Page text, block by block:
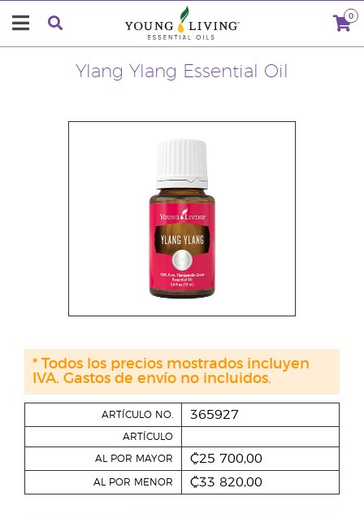
0
Ylang Ylang Essential Oil
ARTÍCULO NO. 365927
ARTÍCULO
AL POR MAYOR ₡25 700,00
AL POR MENOR ₡33 820,00
* Todos los precios mostrados incluyen
IVA. Gastos de envío no incluidos.